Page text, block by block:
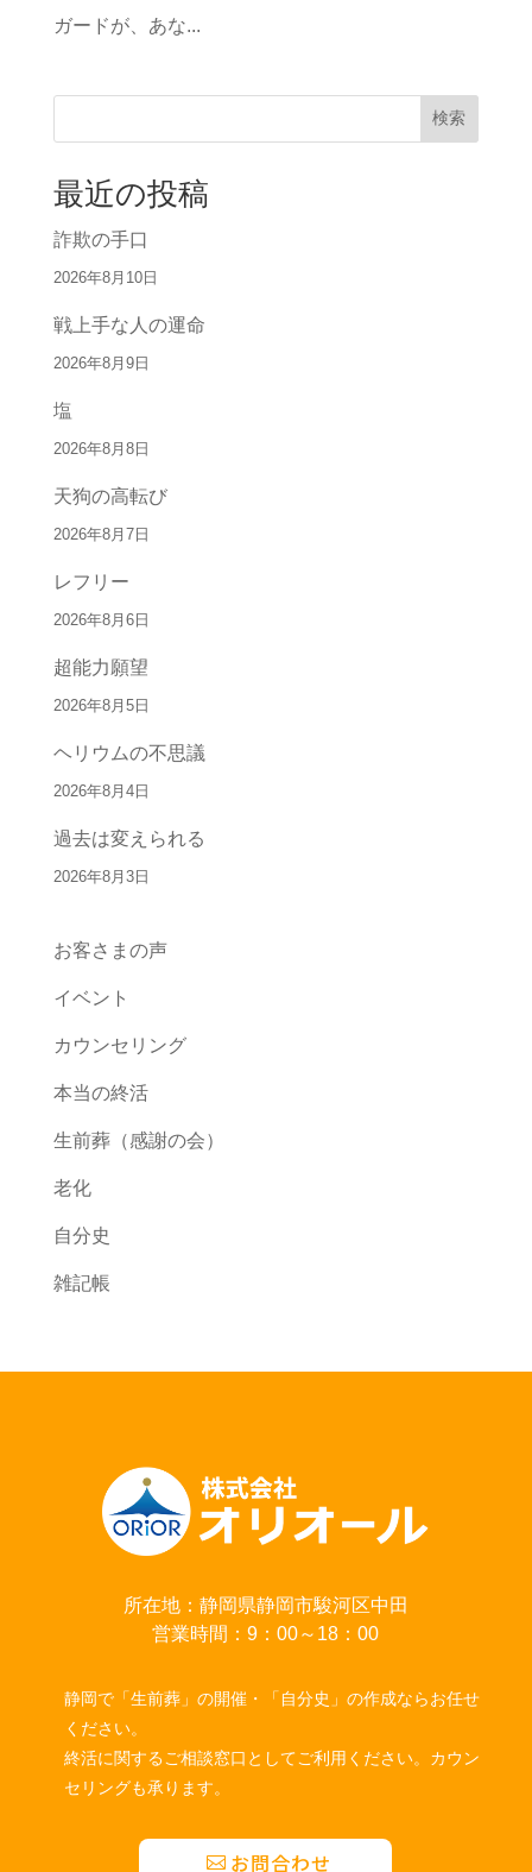
ガードが、あな...
検索
最近の投稿
詐欺の手口
2026年8月10日
戦上手な人の運命
2026年8月9日
塩
2026年8月8日
天狗の高転び
2026年8月7日
レフリー
2026年8月6日
超能力願望
2026年8月5日
ヘリウムの不思議
2026年8月4日
過去は変えられる
2026年8月3日
お客さまの声
イベント
カウンセリング
本当の終活
生前葬（感謝の会）
老化
自分史
雑記帳
所在地：静岡県静岡市駿河区中田
営業時間：9：00～18：00
静岡で「生前葬」の開催・「自分史」の作成ならお任せ
ください。
終活に関するご相談窓口としてご利用ください。カウン
セリングも承ります。
お問合わせ